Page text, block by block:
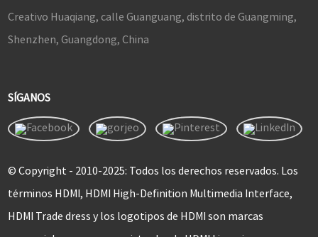
Creativo Huaqiang, calle Guanguang, distrito de Guangming,
Shenzhen, Guangdong, China
SÍGANOS
© Copyright - 2010-2025: Todos los derechos reservados. Los
términos HDMI, HDMI High-Definition Multimedia Interface,
HDMI Trade dress y los logotipos de HDMI son marcas